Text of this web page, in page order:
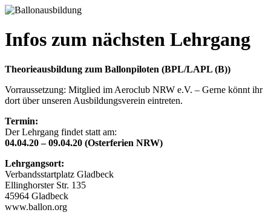
Infos zum nächsten Lehrgang
Theorieausbildung zum Ballonpiloten (BPL/LAPL (B))
Vorraussetzung: Mitglied im Aeroclub NRW e.V. – Gerne könnt ihr
dort über unseren Ausbildungsverein eintreten.
Termin:
Der Lehrgang findet statt am:
04.04.20 – 09.04.20 (Osterferien NRW)
Lehrgangsort:
Verbandsstartplatz Gladbeck
Ellinghorster Str. 135
45964 Gladbeck
www.ballon.org